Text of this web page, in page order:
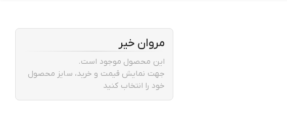
مروان خیر
این محصول موجود است.
جهت نمایش قیمت و خرید، سایز محصول
خود را انتخاب کنید